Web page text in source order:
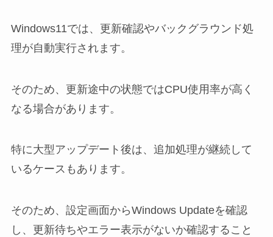
Windows11では、更新確認やバックグラウンド処
理が自動実行されます。
そのため、更新途中の状態ではCPU使用率が高く
なる場合があります。
特に大型アップデート後は、追加処理が継続して
いるケースもあります。
そのため、設定画面からWindows Updateを確認
し、更新待ちやエラー表示がないか確認すること